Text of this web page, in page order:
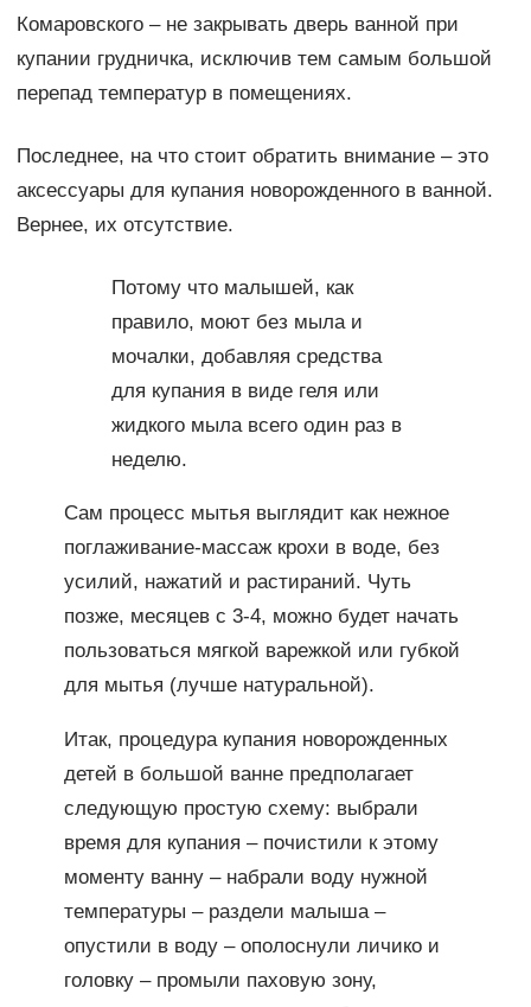
Комаровского – не закрывать дверь ванной при
купании грудничка, исключив тем самым большой
перепад температур в помещениях.
Последнее, на что стоит обратить внимание – это
аксессуары для купания новорожденного в ванной.
Вернее, их отсутствие.
Потому что малышей, как
правило, моют без мыла и
мочалки, добавляя средства
для купания в виде геля или
жидкого мыла всего один раз в
неделю.
Сам процесс мытья выглядит как нежное
поглаживание-массаж крохи в воде, без
усилий, нажатий и растираний. Чуть
позже, месяцев с 3-4, можно будет начать
пользоваться мягкой варежкой или губкой
для мытья (лучше натуральной).
Итак, процедура купания новорожденных
детей в большой ванне предполагает
следующую простую схему: выбрали
время для купания – почистили к этому
моменту ванну – набрали воду нужной
температуры – раздели малыша –
опустили в воду – ополоснули личико и
головку – промыли паховую зону,